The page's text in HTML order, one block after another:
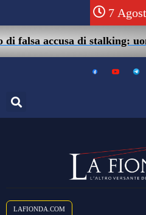
7
di stalking: uomo
LAFIONDA.COM